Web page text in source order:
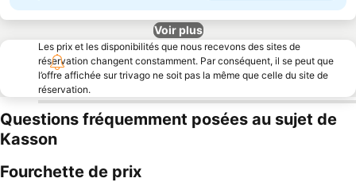
Voir plus
Les prix et les disponibilités que nous recevons des sites de
réservation changent constamment. Par conséquent, il se peut que
l’offre affichée sur trivago ne soit pas la même que celle du site de
réservation.
Questions fréquemment posées au sujet de
Kasson
Fourchette de prix